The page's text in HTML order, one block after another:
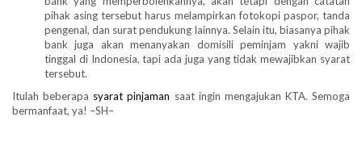
pihak asing tersebut harus melampirkan fotokopi paspor, tanda
pengenal, dan surat pendukung lainnya. Selain itu, biasanya pihak
bank juga akan menanyakan domisili peminjam yakni wajib
tinggal di Indonesia, tapi ada juga yang tidak mewajibkan syarat
tersebut.
Itulah beberapa syarat pinjaman saat ingin mengajukan KTA. Semoga
bermanfaat, ya! –SH–